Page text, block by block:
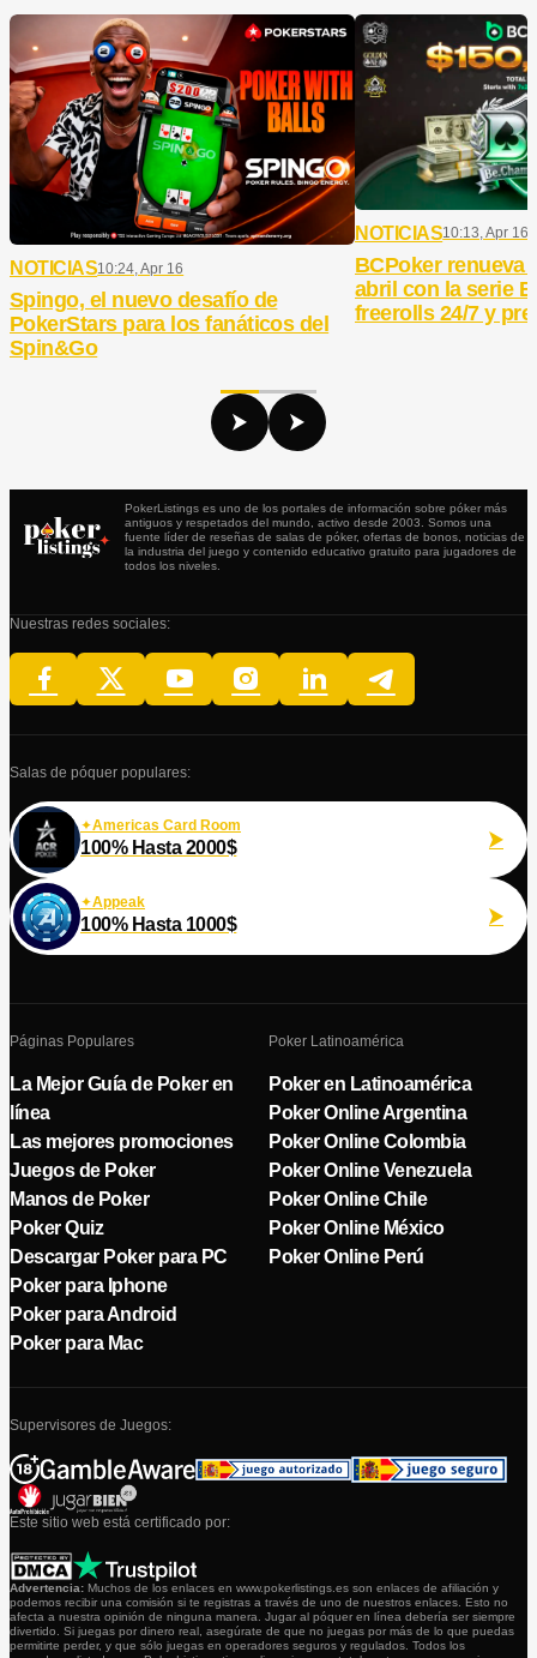
NOTICIAS10:24, Apr 16
Spingo, el nuevo desafío de
PokerStars para los fanáticos del
Spin&Go
NOTICIAS10:13, Apr 16
BCPoker renueva
abril con la serie
freerolls 24/7 y
PokerListings es uno de los portales de información sobre póker más
antiguos y respetados del mundo, activo desde 2003. Somos una
fuente líder de reseñas de salas de póker, ofertas de bonos, noticias de
la industria del juego y contenido educativo gratuito para jugadores de
todos los niveles.
Nuestras redes sociales:
Salas de póquer populares:
Americas Card Room
100% Hasta 2000$
Appeak
100% Hasta 1000$
Páginas Populares
La Mejor Guía de Poker en
línea
Las mejores promociones
Juegos de Poker
Manos de Poker
Poker Quiz
Descargar Poker para PC
Poker para Iphone
Poker para Android
Poker para Mac
Poker Latinoamérica
Poker en Latinoamérica
Poker Online Argentina
Poker Online Colombia
Poker Online Venezuela
Poker Online Chile
Poker Online México
Poker Online Perú
Supervisores de Juegos:
Este sitio web está certificado por:
Advertencia: Muchos de los enlaces en www.pokerlistings.es son enlaces de afiliación y
podemos recibir una comisión si te registras a través de uno de nuestros enlaces. Esto no
afecta a nuestra opinión de ninguna manera. Jugar al póquer en línea debería ser siempre
divertido. Si juegas por dinero real, asegúrate de que no juegas por más de lo que puedas
permitirte perder, y que sólo juegas en operadores seguros y regulados. Todos los